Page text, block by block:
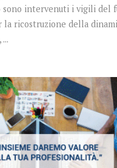
sono intervenuti i vigili del
la ricostruzione della